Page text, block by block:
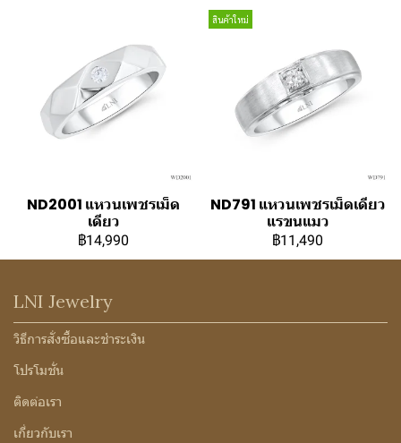
ND2001 แหวนเพชรเม็ด
เดียว
฿14,990
สินค้าใหม่
ND791 แหวนเพชรเม็ดเดียว
แรขนแมว
฿11,490
LNI Jewelry
วิธีการสั่งซื้อและชำระเงิน
โปรโมชั่น
ติดต่อเรา
เกี่ยวกับเรา